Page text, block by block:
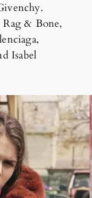
Rag & Bone,
Isabel